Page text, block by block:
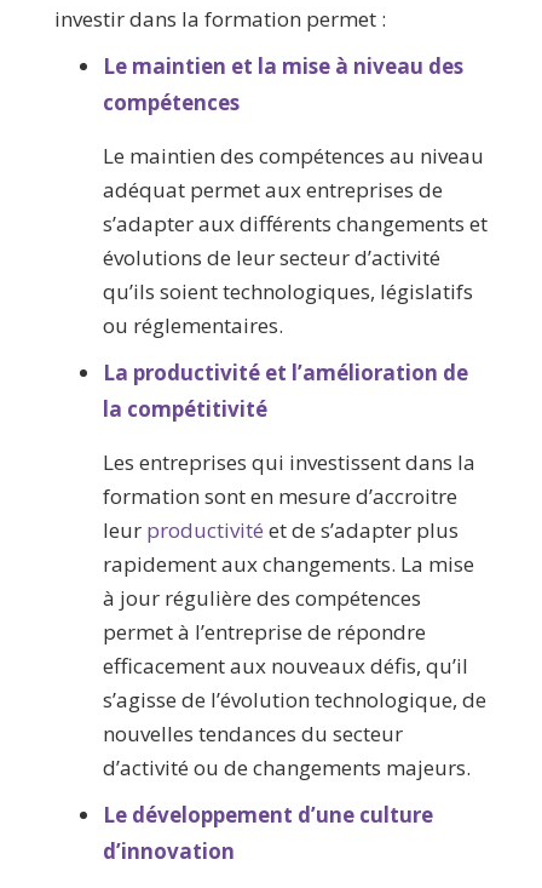
investir dans la formation permet :
Le maintien et la mise à niveau des
compétences
Le maintien des compétences au niveau
adéquat permet aux entreprises de
s’adapter aux différents changements et
évolutions de leur secteur d’activité
qu’ils soient technologiques, législatifs
ou réglementaires.
La productivité et l’amélioration de
la compétitivité
Les entreprises qui investissent dans la
formation sont en mesure d’accroitre
leur productivité et de s’adapter plus
rapidement aux changements. La mise
à jour régulière des compétences
permet à l’entreprise de répondre
efficacement aux nouveaux défis, qu’il
s’agisse de l’évolution technologique, de
nouvelles tendances du secteur
d’activité ou de changements majeurs.
Le développement d’une culture
d’innovation